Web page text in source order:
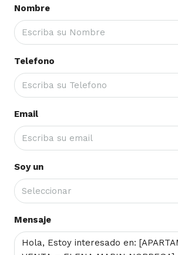
Nombre
Telefono
Email
Soy un
Seleccionar
Mensaje